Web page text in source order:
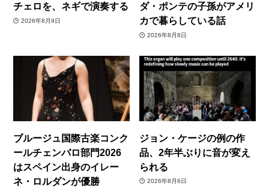
チェロを、ネギで演奏する
2026年8月9日
ダ・ポンテの子孫がアメリ
カで暮らしている話
2026年8月8日
ブルージュ国際古楽コンク
ールチェンバロ部門2026
はスペイン出身のイレー
ネ・ロルダンが優勝
ジョン・ケージの例の作
品、2年半ぶりに音が変え
られる
2026年8月6日